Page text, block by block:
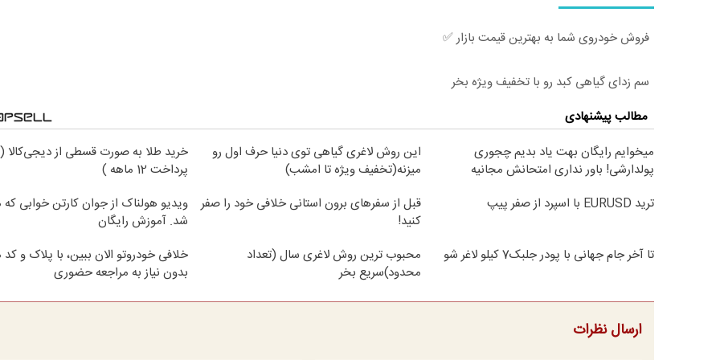
فروش خودروی شما به بهترین قیمت بازار ✅
سم زدای گیاهی کبد رو با تخفیف ویژه بخر
مطالب پیشنهادی
میخوایم رایگان بهت یاد بدیم چجوری
پولدارشی! باور نداری امتحانش مجانیه
این روش لاغری گیاهی توی دنیا حرف اول رو
میزنه(تخفیف ویژه تا امشب)
خرید طلا به صورت قسطی از دیجی‌کالا (
پرداخت 12 ماهه )
ترید EURUSD با اسپرد از صفر پیپ
قبل از سفرهای برون استانی خلافی خود را صفر
کنید!
ویدیو هولناک از جوان کارتن خوابی که
شد. آموزش رایگان
تا آخر جام جهانی با پودر جلبک7 کیلو لاغر شو
محبوب ترین روش لاغری سال (تعداد
محدود)سریع بخر
خلافی خودروتو الان ببین، با پلاک و کد
بدون نیاز به مراجعه حضوری
ارسال نظرات